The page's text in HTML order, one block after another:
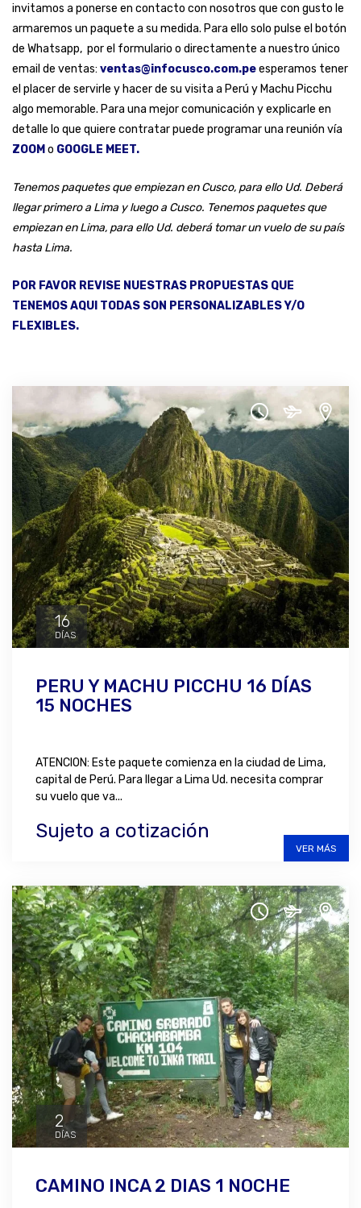
invitamos a ponerse en contacto con nosotros que con gusto le
armaremos un paquete a su medida. Para ello solo pulse el botón
de Whatsapp, por el formulario o directamente a nuestro único
email de ventas: ventas@infocusco.com.peesperamos tener
el placer de servirle y hacer de su visita a Perú y Machu Picchu
algo memorable. Para una mejor comunicación y explicarle en
detalle lo que quiere contratar puede programar una reunión vía
ZOOM o GOOGLE MEET.
Tenemos paquetes que empiezan en Cusco, para ello Ud. Deberá
llegar primero a Lima y luego a Cusco. Tenemos paquetes que
empiezan en Lima, para ello Ud. deberá tomar un vuelo de su país
hasta Lima.
POR FAVOR REVISE NUESTRAS PROPUESTAS QUE
TENEMOS AQUI TODAS SON PERSONALIZABLES Y/O
FLEXIBLES.
16
DÍAS
PERU Y MACHU PICCHU 16 DÍAS
15 NOCHES
ATENCION: Este paquete comienza en la ciudad de Lima,
capital de Perú. Para llegar a Lima Ud. necesita comprar
su vuelo que va...
Sujeto a cotización
VER MÁS
2
DÍAS
CAMINO INCA 2 DIAS 1 NOCHE